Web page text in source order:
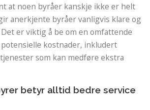
at noen byråer kanskje ikke er helt
anerkjente byråer vanligvis klare og
er viktig å be om en omfattende
kostnader, inkludert
som kan medføre ekstra
betyr alltid bedre service